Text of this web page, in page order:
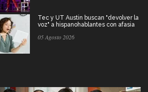
Tec y UT Austin buscan "devolver la
voz" a hispanohablantes con afasia
05 Agosto 2026